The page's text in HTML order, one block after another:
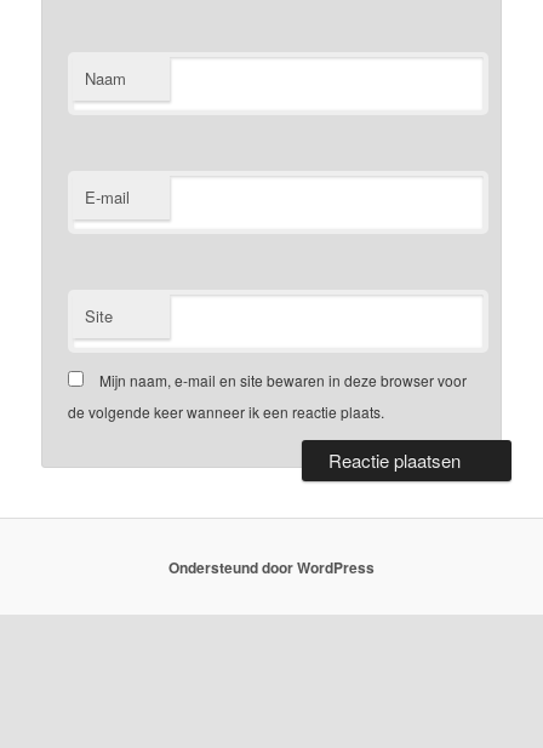
Naam
E-mail
Site
Mijn naam, e-mail en site bewaren in deze browser voor
de volgende keer wanneer ik een reactie plaats.
Ondersteund door WordPress